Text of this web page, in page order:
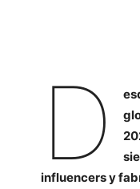
D
influencers y